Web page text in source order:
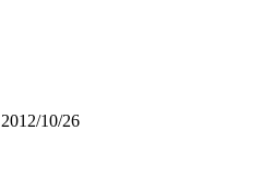
2012/10/26